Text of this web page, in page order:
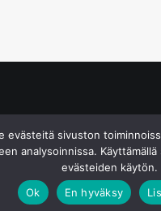
evästeitä sivuston
analysoinnissa.
evästeiden käytön.
Ok
En hyväksy